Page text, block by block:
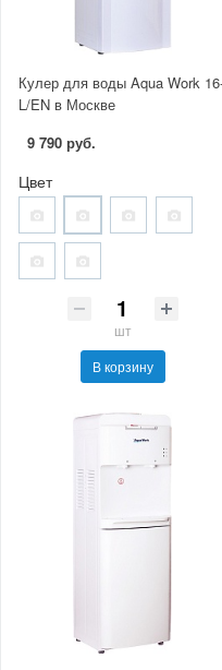
Кулер для воды Aqua Work
L/EN в Москве
9 790 руб.
Цвет
шт
В корзину